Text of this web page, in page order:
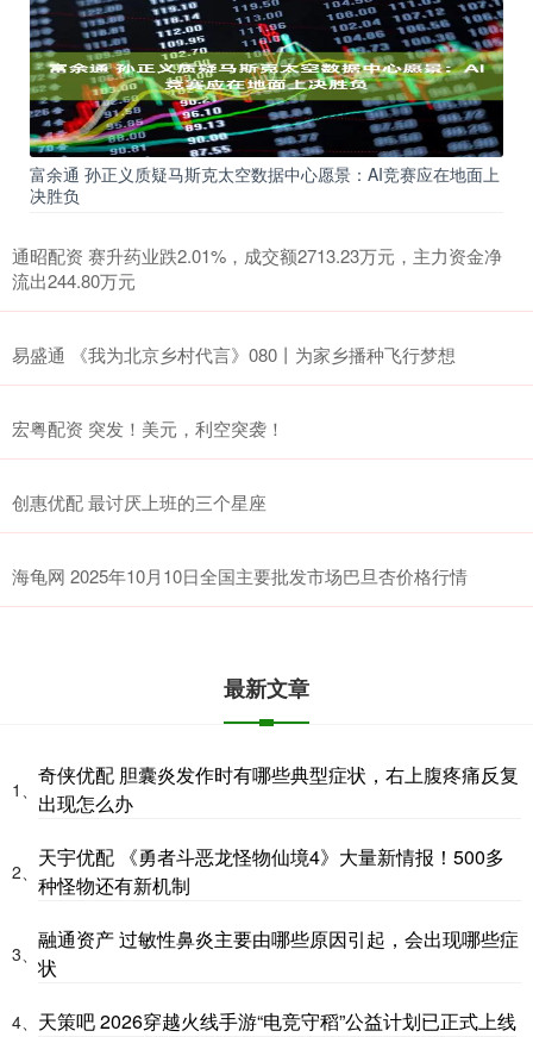
富余通 孙正义质疑马斯克太空数据中心愿景：AI竞赛应在地面上
决胜负
通昭配资 赛升药业跌2.01%，成交额2713.23万元，主力资金净
流出244.80万元
易盛通 《我为北京乡村代言》080丨为家乡播种飞行梦想
宏粤配资 突发！美元，利空突袭！
创惠优配 最讨厌上班的三个星座
海龟网 2025年10月10日全国主要批发市场巴旦杏价格行情
最新文章
1、
奇侠优配 胆囊炎发作时有哪些典型症状，右上腹疼痛反复
出现怎么办
2、
天宇优配 《勇者斗恶龙怪物仙境4》大量新情报！500多
种怪物还有新机制
3、
融通资产 过敏性鼻炎主要由哪些原因引起，会出现哪些症
状
4、 天策吧 2026穿越火线手游“电竞守稻”公益计划已正式上线